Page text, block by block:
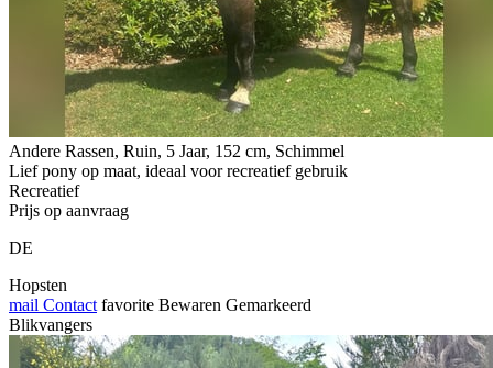
Andere Rassen, Ruin, 5 Jaar, 152 cm, Schimmel
Lief pony op maat, ideaal voor recreatief gebruik
Recreatief
Prijs op aanvraag
DE
Hopsten
mail Contact favorite Bewaren Gemarkeerd
Blikvangers